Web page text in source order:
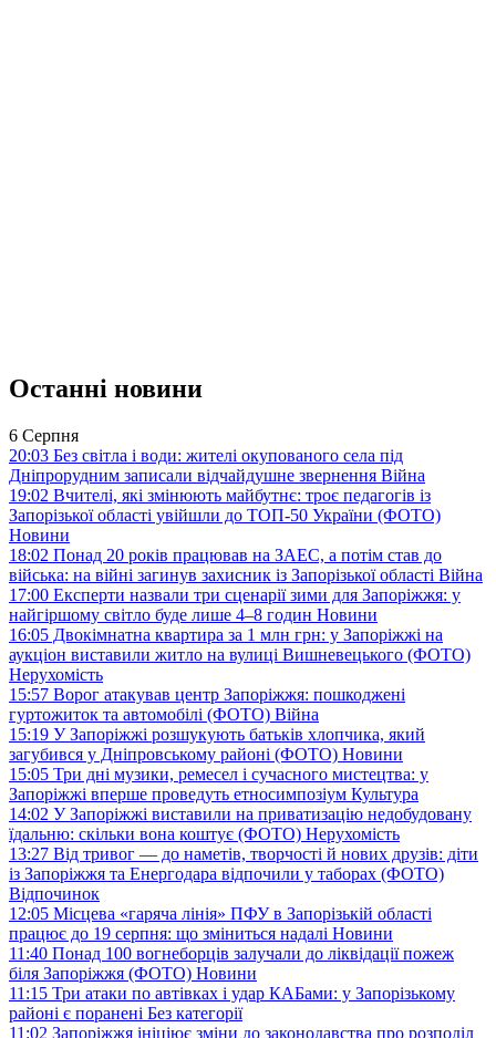
Останні новини
6 Серпня
20:03 Без світла і води: жителі окупованого села під
Дніпрорудним записали відчайдушне звернення Війна
19:02 Вчителі, які змінюють майбутнє: троє педагогів із
Запорізької області увійшли до ТОП-50 України (ФОТО)
Новини
18:02 Понад 20 років працював на ЗАЕС, а потім став до
війська: на війні загинув захисник із Запорізької області Війна
17:00 Експерти назвали три сценарії зими для Запоріжжя: у
найгіршому світло буде лише 4–8 годин Новини
16:05 Двокімнатна квартира за 1 млн грн: у Запоріжжі на
аукціон виставили житло на вулиці Вишневецького (ФОТО)
Нерухомість
15:57 Ворог атакував центр Запоріжжя: пошкоджені
гуртожиток та автомобілі (ФОТО) Війна
15:19 У Запоріжжі розшукують батьків хлопчика, який
загубився у Дніпровському районі (ФОТО) Новини
15:05 Три дні музики, ремесел і сучасного мистецтва: у
Запоріжжі вперше проведуть етносимпозіум Культура
14:02 У Запоріжжі виставили на приватизацію недобудовану
їдальню: скільки вона коштує (ФОТО) Нерухомість
13:27 Від тривог — до наметів, творчості й нових друзів: діти
із Запоріжжя та Енергодара відпочили у таборах (ФОТО)
Відпочинок
12:05 Місцева «гаряча лінія» ПФУ в Запорізькій області
працює до 19 серпня: що зміниться надалі Новини
11:40 Понад 100 вогнеборців залучали до ліквідації пожеж
біля Запоріжжя (ФОТО) Новини
11:15 Три атаки по автівках і удар КАБами: у Запорізькому
районі є поранені Без категорії
11:02 Запоріжжя ініціює зміни до законодавства про розподіл